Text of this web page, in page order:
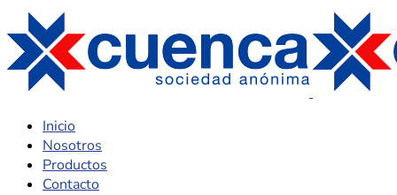
Inicio
Nosotros
Productos
Contacto